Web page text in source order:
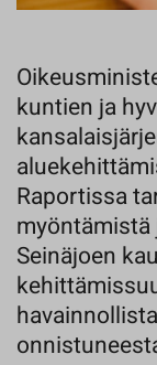
kuntien ja
Raportissa
Seinäjoen